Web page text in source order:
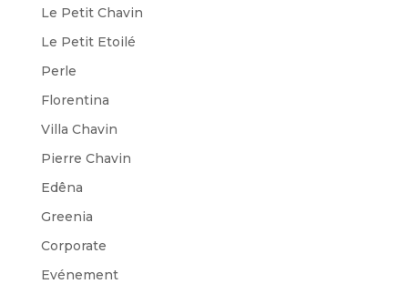
Le Petit Chavin
Le Petit Etoilé
Perle
Florentina
Villa Chavin
Pierre Chavin
Edêna
Greenia
Corporate
Evénement